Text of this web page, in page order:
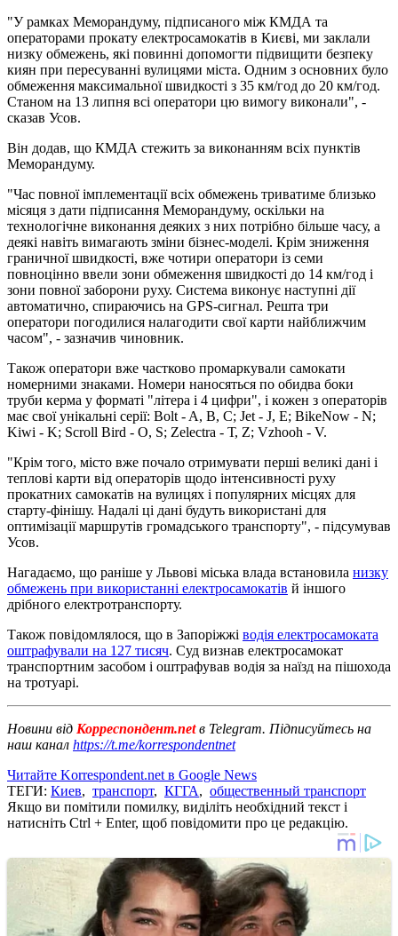
"У рамках Меморандуму, підписаного між КМДА та
операторами прокату електросамокатів в Києві, ми заклали
низку обмежень, які повинні допомогти підвищити безпеку
киян при пересуванні вулицями міста. Одним з основних було
обмеження максимальної швидкості з 35 км/год до 20 км/год.
Станом на 13 липня всі оператори цю вимогу виконали", -
сказав Усов.
Він додав, що КМДА стежить за виконанням всіх пунктів
Меморандуму.
"Час повної імплементації всіх обмежень триватиме близько
місяця з дати підписання Меморандуму, оскільки на
технологічне виконання деяких з них потрібно більше часу, а
деякі навіть вимагають зміни бізнес-моделі. Крім зниження
граничної швидкості, вже чотири оператори із семи
повноцінно ввели зони обмеження швидкості до 14 км/год і
зони повної заборони руху. Система виконує наступні дії
автоматично, спираючись на GPS-сигнал. Решта три
оператори погодилися налагодити свої карти найближчим
часом", - зазначив чиновник.
Також оператори вже частково промаркували самокати
номерними знаками. Номери наносяться по обидва боки
труби керма у форматі "літера і 4 цифри", і кожен з операторів
має свої унікальні серії: Bolt - A, B, C; Jet - J, Е; BikeNow - N;
Kiwi - K; Scroll Bird - O, S; Zelectra - Т, Z; Vzhooh - V.
"Крім того, місто вже почало отримувати перші великі дані і
теплові карти від операторів щодо інтенсивності руху
прокатних самокатів на вулицях і популярних місцях для
старту-фінішу. Надалі ці дані будуть використані для
оптимізації маршрутів громадського транспорту", - підсумував
Усов.
Нагадаємо, що раніше у Львові міська влада встановила низку
обмежень при використанні електросамокатів й іншого
дрібного електротранспорту.
Також повідомлялося, що в Запоріжжі водія електросамоката
оштрафували на 127 тисяч. Суд визнав електросамокат
транспортним засобом і оштрафував водія за наїзд на пішохода
на тротуарі.
Новини від Корреспондент.netв Telegram. Підписуйтесь на
наш канал https://t.me/korrespondentnet
Читайте Korrespondent.net в Google News
ТЕГИ: Киев, транспорт, КГГА, общественный транспорт
Якщо ви помітили помилку, виділіть необхідний текст і
натисніть Ctrl + Enter, щоб повідомити про це редакцію.